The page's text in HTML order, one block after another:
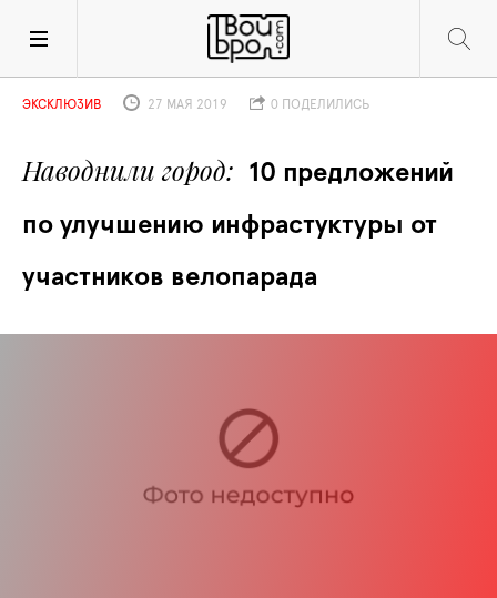
Наводнили город
10 предложений
по улучшению инфрастуктуры от
участников велопарада
ЭКСКЛЮЗИВ 27 МАЯ 2019 0 ПОДЕЛИЛИСЬ